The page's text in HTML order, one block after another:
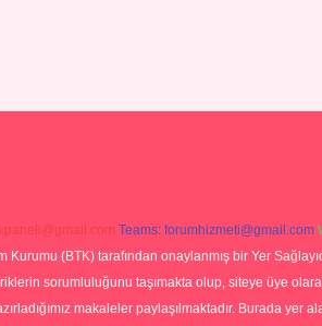
Teams: forumhizmeti@gmail.com
(BTK) tarafından onaylanmış bir Yer
sorumluluğunu taşımakta olup, siteye üye
makaleler paylaşılmaktadır. Burada